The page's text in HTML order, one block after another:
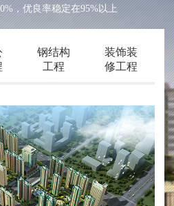
，优良率稳定在95%以上
钢结构
工程
装饰装
修工程